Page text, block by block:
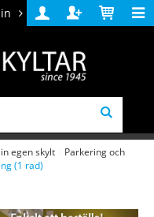
Logga
in
Skapa
konto
Varukorg
egen skylt
Parkering och
(1 rad)